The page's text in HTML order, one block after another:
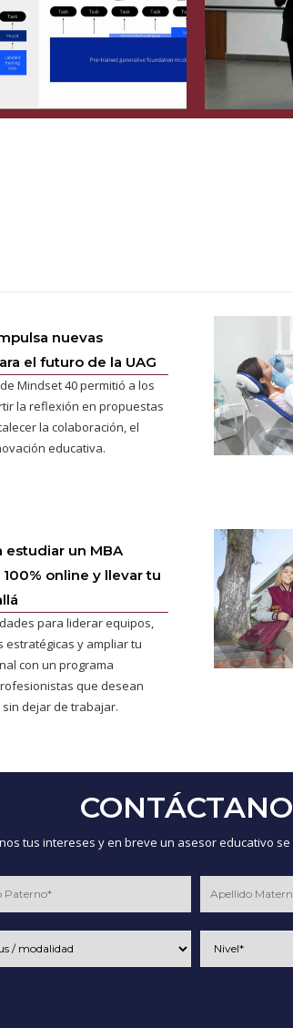
nuevas
el futuro de la UAG
Mindset 40 permitió a los
la reflexión en propuestas
la colaboración, el
educativa.
estudiar un MBA
online y llevar tu
para liderar equipos,
estratégicas y ampliar tu
con un programa
que desean
dejar de trabajar.
tus intereses y en breve un asesor educativo